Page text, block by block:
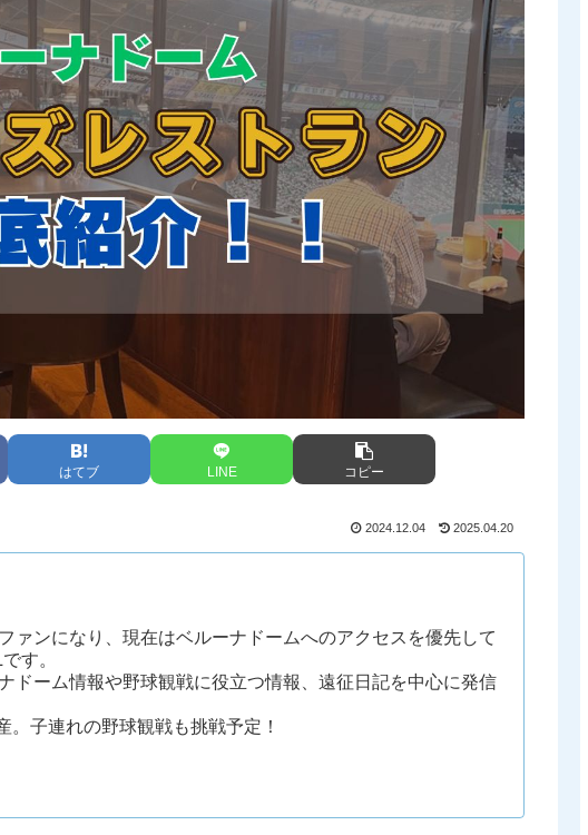
はてブ LINE コピー
2024.12.04 2025.04.20
ァンになり、現在はベルーナドームへのアクセスを優先して
す。
ドーム情報や野球観戦に役立つ情報、遠征日記を中心に発信
。子連れの野球観戦も挑戦予定！